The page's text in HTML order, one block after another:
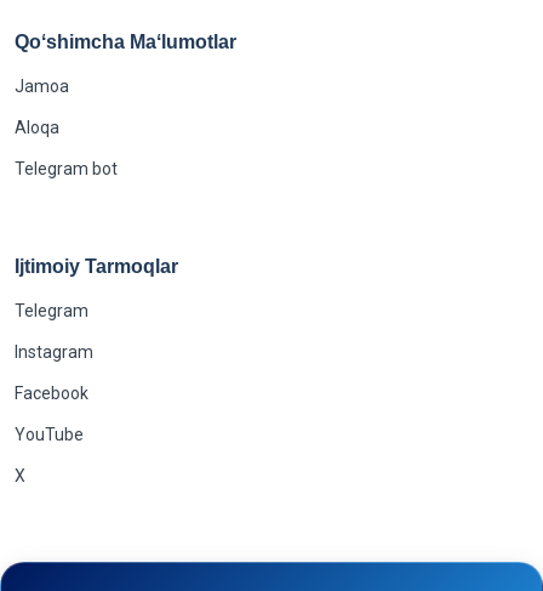
Qoʻshimcha Maʻlumotlar
Jamoa
Aloqa
Telegram bot
Ijtimoiy Tarmoqlar
Telegram
Instagram
Facebook
YouTube
X